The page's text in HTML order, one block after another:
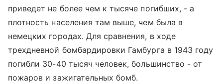
приведет не более чем к тысяче погибших, - а
плотность населения там выше, чем была в
немецких городах. Для сравнения, в ходе
трехдневной бомбардировки Гамбурга в 1943 году
погибли 30-40 тысяч человек, большинство - от
пожаров и зажигательных бомб.